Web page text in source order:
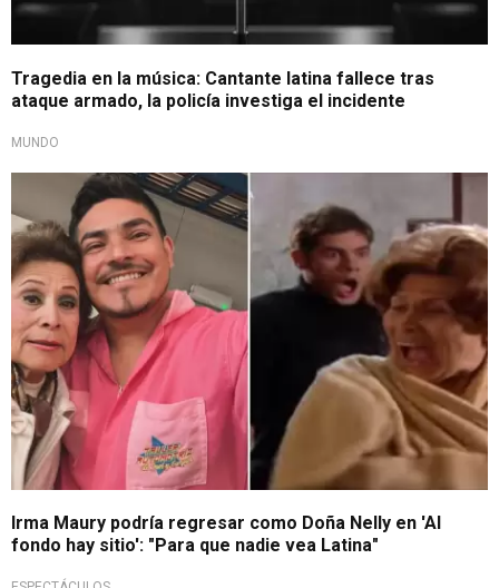
Tragedia en la música: Cantante latina fallece tras
ataque armado, la policía investiga el incidente
MUNDO
¿Será posible?
Irma Maury podría regresar como Doña Nelly en 'Al
fondo hay sitio': "Para que nadie vea Latina"